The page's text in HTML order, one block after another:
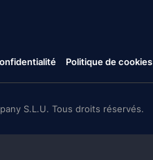
Politique de cookies
S.L.U. Tous droits réservés.